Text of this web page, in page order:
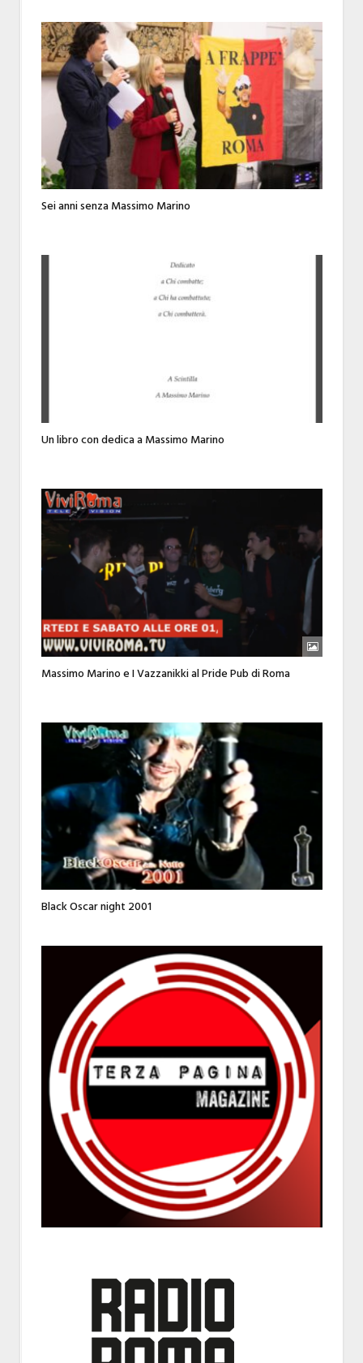
Sei anni senza Massimo Marino
Un libro con dedica a Massimo Marino
Massimo Marino e I Vazzanikki al Pride Pub di Roma
Black Oscar night 2001